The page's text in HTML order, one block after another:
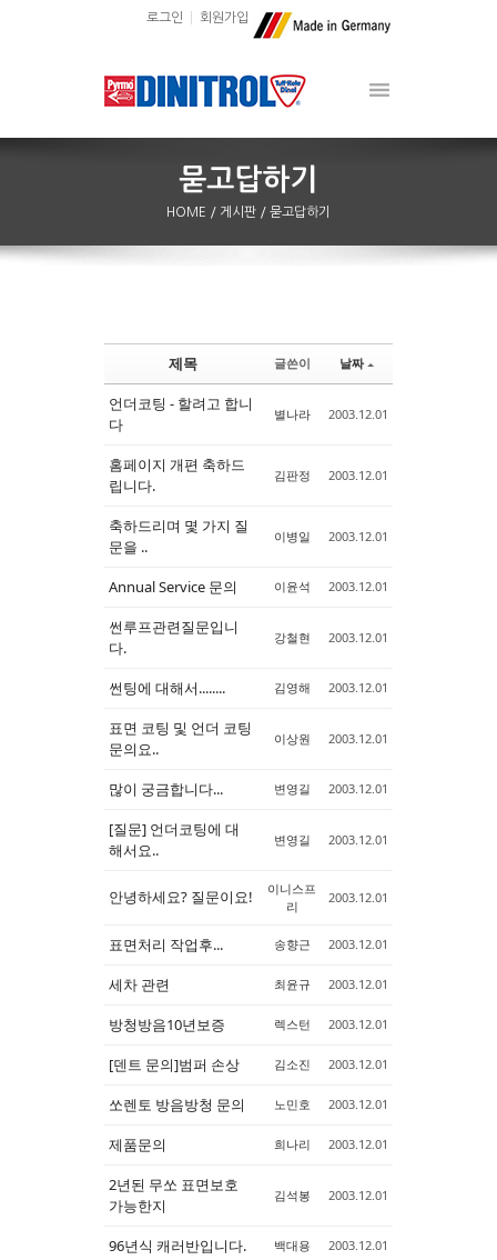
로그인 회원가입
HOME / 게시판 / 묻고답하기
제목 글쓴이 날짜
언더코팅 - 할려고 합니
다
별나라 2003.12.01
홈페이지 개편 축하드
립니다.
김판정 2003.12.01
축하드리며 몇 가지 질
문을 ..
이병일 2003.12.01
Annual Service 문의 이윤석 2003.12.01
썬루프관련질문입니
다.
강철현 2003.12.01
썬팅에 대해서........ 김영해 2003.12.01
표면 코팅 및 언더 코팅
문의요..
이상원 2003.12.01
많이 궁금합니다... 변영길 2003.12.01
[질문] 언더코팅에 대
해서요..
변영길 2003.12.01
안녕하세요? 질문이요!
이니스프
리
2003.12.01
표면처리 작업후... 송향근 2003.12.01
세차 관련 최윤규 2003.12.01
방청방음10년보증 렉스턴 2003.12.01
[덴트 문의]범퍼 손상 김소진 2003.12.01
쏘렌토 방음방청 문의 노민호 2003.12.01
제품문의 희나리 2003.12.01
2년된 무쏘 표면보호
가능한지
김석봉 2003.12.01
96년식 캐러반입니다. 백대용 2003.12.01
Sketchbook5, 스케치북5
Sketchbook5, 스케치북5
Sketchbook5, 스케치북5
Sketchbook5, 스케치북5